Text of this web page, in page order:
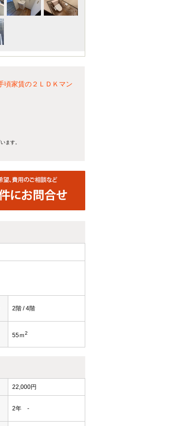
頃家賃の２ＬＤＫマン
ます。
2階 / 4階
55ｍ2
22,000円
2年 -